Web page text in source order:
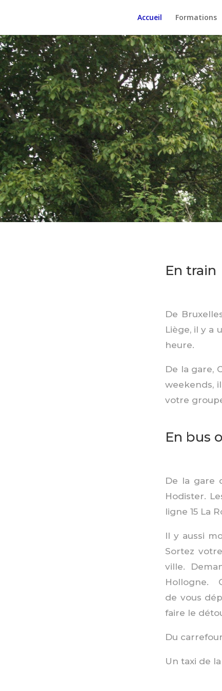
Accueil Formations
En train
De
Liège, il y a
heure.
De la gare,
weekends,
votre
En bus
De la gare
Hodister.
ligne 15 La
Il y aussi
Sortez
ville.
Hollogne.
de vous
faire le
Du
Un taxi de